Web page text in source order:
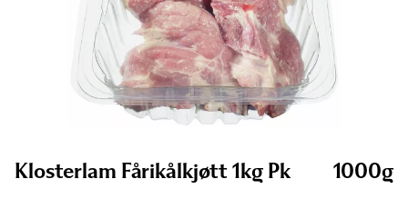
Klosterlam Fårikålkjøtt 1kg Pk 1000g